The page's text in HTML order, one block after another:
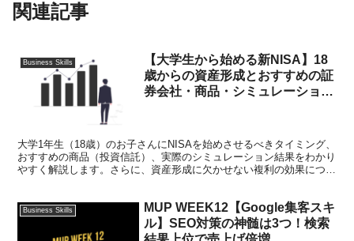
関連記事
Business Skills
【大学生から始める新NISA】18
歳からの資産形成とおすすめの証
券会社・商品・シミュレーション
大学1年生（18歳）のお子さんにNISAを始めさせるべきタイミング、
おすすめの商品（投資信託）、実際のシミュレーション結果をわかり
やすく解説します。さらに、資産形成に欠かせない複利の効果につい
Business Skills
MUP WEEK12【Google集客スキ
ル】SEO対策の神髄は3つ！検索